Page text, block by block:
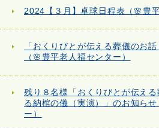
2024【３月】卓球日程表（🌸豊
「おくりびとが伝える葬儀のお
（🌸豊平老人福センター）
残り８名様「おくりびとが伝え
る納棺の儀（実演）」のお知ら
ー）